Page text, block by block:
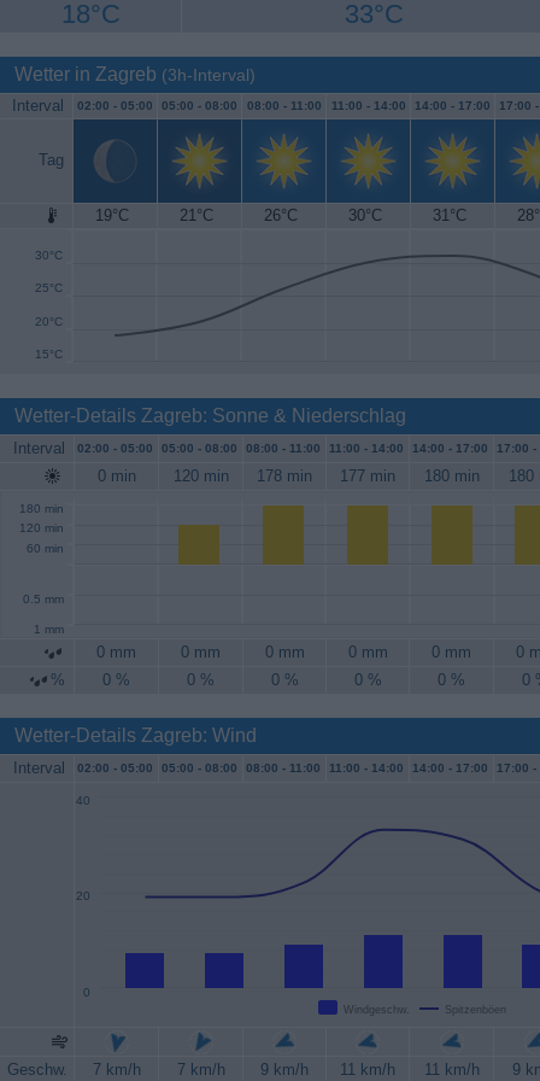
18°C 33°C
Wetter in Zagreb (3h-Interval)
Interval 02:00 - 05:00 05:00 - 08:00 08:00 - 11:00 11:00 - 14:00 14:00 - 17:00 17:00
Tag
19°C 21°C 26°C 30°C 31°C
15°C
20°C
25°C
30°C
35°C
Wetter-Details Zagreb: Sonne & Niederschlag
Interval 02:00 - 05:00 05:00 - 08:00 08:00 - 11:00 11:00 - 14:00 14:00 - 17:00 17:00 -
0 min 120 min 178 min 177 min 180 min 180
60 min
120 min
180 min
0.5 mm
1 mm
0 mm 0 mm 0 mm 0 mm 0 mm
0
%
0 % 0 % 0 % 0 % 0 % 0
Wetter-Details Zagreb: Wind
Interval 02:00 - 05:00 05:00 - 08:00 08:00 - 11:00 11:00 - 14:00 14:00 - 17:00 17:00 -
Windgeschw. Spitzenböen
0
20
40
Geschw. 7 km/h 7 km/h 9 km/h 11 km/h 11 km/h
9